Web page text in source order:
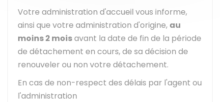
Votre administration d'accueil vous informe,
ainsi que votre administration d'origine, au
moins 2 moisavant la date de fin de la période
de détachement en cours, de sa décision de
renouveler ou non votre détachement.
En cas de non-respect des délais par l'agent ou
l'administration